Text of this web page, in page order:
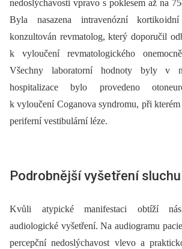
nedoslýchavosti vpravo s poklesem až na
Byla nasazena intravenózní
konzultován revmatolog, který doporučil
k vyloučení revmatologického
Všechny laboratorní hodnoty byly v
hospitalizace bylo provedeno
k vyloučení Coganova syndromu, při
periferní vestibulární léze.
Podrobnější vyšetření sluchu
Kvůli atypické manifestaci obtíží
audiologické vyšetření. Na audiogramu
percepční nedoslýchavost vlevo a